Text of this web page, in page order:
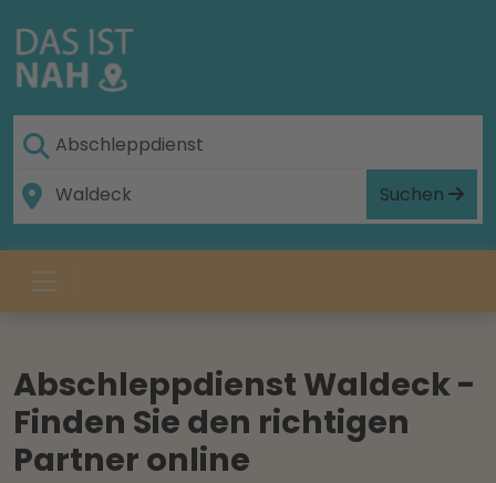
Suchen
Abschleppdienst Waldeck -
Finden Sie den richtigen
Partner online